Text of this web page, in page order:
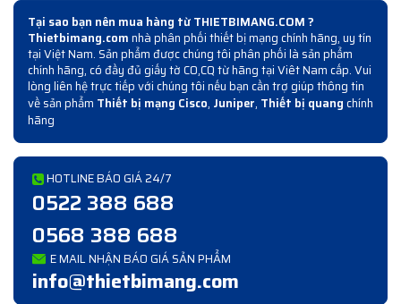
Tại sao bạn nên mua hàng từ THIETBIMANG.COM ?
Thietbimang.comnhà phân phối thiết bị mạng chính hãng, uy tín
tại Việt Nam. Sản phẩm được chúng tôi phân phối là sản phẩm
chính hãng, có đầy đủ giấy tờ CO,CQ từ hãng tại Viêt Nam cấp. Vui
lòng liên hệ trực tiếp với chúng tôi nếu bạn cần trợ giúp thông tin
về sản phẩm Thiết bị mạng Cisco, Juniper, Thiết bị quangchính
hãng
HOTLINE BÁO GIÁ 24/7
0522 388 688
0568 388 688
E MAIL NHẬN BÁO GIÁ SẢN PHẨM
info@thietbimang.com